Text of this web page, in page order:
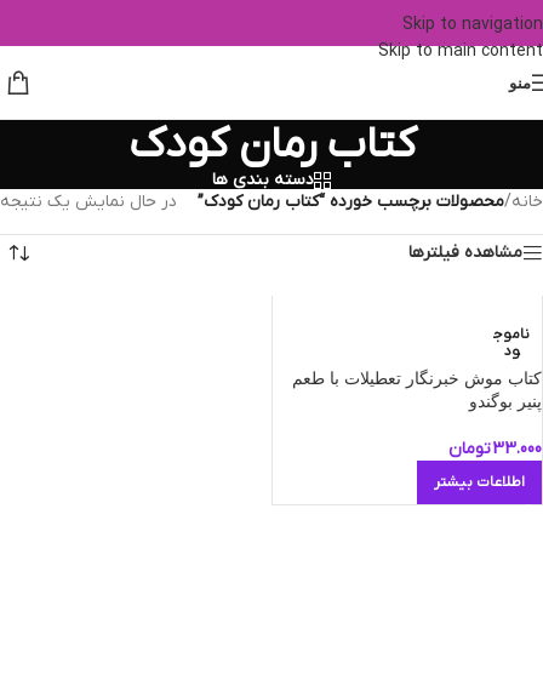
Skip to navigation
Skip to main content
منو
کتاب رمان کودک
دسته بندی ها
خانه/محصولات برچسب خورده “کتاب رمان کودک” در حال نمایش یک نتیجه
مشاهده فیلترها
ناموج
ود
کتاب موش خبرنگار تعطیلات با طعم
پنیر بوگندو
33.000تومان
اطلاعات بیشتر